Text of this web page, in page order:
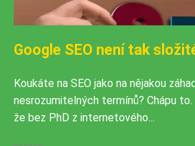
Google SEO není tak
Koukáte na SEO jako na nějakou
nesrozumitelných termínů? Chápu
že bez PhD z internetového...